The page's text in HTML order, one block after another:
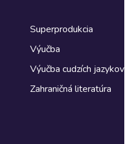
Superprodukcia
Výučba
Výučba cudzích jazykov
Zahraničná literatúra